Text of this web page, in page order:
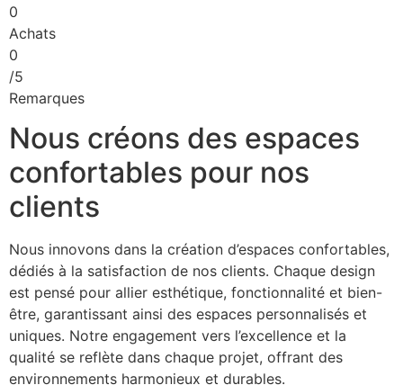
0
Achats
0
/5
Remarques
Nous créons des espaces
confortables pour nos
clients
Nous innovons dans la création d’espaces confortables,
dédiés à la satisfaction de nos clients. Chaque design
est pensé pour allier esthétique, fonctionnalité et bien-
être, garantissant ainsi des espaces personnalisés et
uniques. Notre engagement vers l’excellence et la
qualité se reflète dans chaque projet, offrant des
environnements harmonieux et durables.